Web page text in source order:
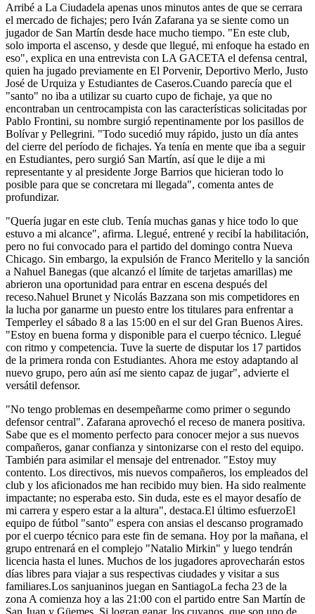
Arribé a La Ciudadela apenas unos minutos antes de que se cerrara
el mercado de fichajes; pero Iván Zafarana ya se siente como un
jugador de San Martín desde hace mucho tiempo. "En este club,
solo importa el ascenso, y desde que llegué, mi enfoque ha estado en
eso", explica en una entrevista con LA GACETA el defensa central,
quien ha jugado previamente en El Porvenir, Deportivo Merlo, Justo
José de Urquiza y Estudiantes de Caseros.Cuando parecía que el
"santo" no iba a utilizar su cuarto cupo de fichaje, ya que no
encontraban un centrocampista con las características solicitadas por
Pablo Frontini, su nombre surgió repentinamente por los pasillos de
Bolívar y Pellegrini. "Todo sucedió muy rápido, justo un día antes
del cierre del período de fichajes. Ya tenía en mente que iba a seguir
en Estudiantes, pero surgió San Martín, así que le dije a mi
representante y al presidente Jorge Barrios que hicieran todo lo
posible para que se concretara mi llegada", comenta antes de
profundizar.
"Quería jugar en este club. Tenía muchas ganas y hice todo lo que
estuvo a mi alcance", afirma. Llegué, entrené y recibí la habilitación,
pero no fui convocado para el partido del domingo contra Nueva
Chicago. Sin embargo, la expulsión de Franco Meritello y la sanción
a Nahuel Banegas (que alcanzó el límite de tarjetas amarillas) me
abrieron una oportunidad para entrar en escena después del
receso.Nahuel Brunet y Nicolás Bazzana son mis competidores en
la lucha por ganarme un puesto entre los titulares para enfrentar a
Temperley el sábado 8 a las 15:00 en el sur del Gran Buenos Aires.
"Estoy en buena forma y disponible para el cuerpo técnico. Llegué
con ritmo y competencia. Tuve la suerte de disputar los 17 partidos
de la primera ronda con Estudiantes. Ahora me estoy adaptando al
nuevo grupo, pero aún así me siento capaz de jugar", advierte el
versátil defensor.
"No tengo problemas en desempeñarme como primer o segundo
defensor central". Zafarana aprovechó el receso de manera positiva.
Sabe que es el momento perfecto para conocer mejor a sus nuevos
compañeros, ganar confianza y sintonizarse con el resto del equipo.
También para asimilar el mensaje del entrenador. "Estoy muy
contento. Los directivos, mis nuevos compañeros, los empleados del
club y los aficionados me han recibido muy bien. Ha sido realmente
impactante; no esperaba esto. Sin duda, este es el mayor desafío de
mi carrera y espero estar a la altura", destaca.El último esfuerzoEl
equipo de fútbol "santo" espera con ansias el descanso programado
por el cuerpo técnico para este fin de semana. Hoy por la mañana, el
grupo entrenará en el complejo "Natalio Mirkin" y luego tendrán
licencia hasta el lunes. Muchos de los jugadores aprovecharán estos
días libres para viajar a sus respectivas ciudades y visitar a sus
familiares.Los sanjuaninos juegan en SantiagoLa fecha 23 de la
zona A comienza hoy a las 21:00 con el partido entre San Martín de
San Juan y Güemes. Si logran ganar, los cuyanos, que son uno de